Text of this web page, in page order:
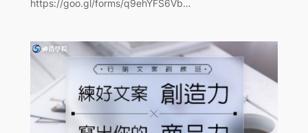
https://goo.gl/forms/q9ehYFS6Vb…